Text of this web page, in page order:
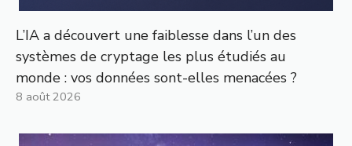
L’IA a découvert une faiblesse dans l’un des
systèmes de cryptage les plus étudiés au
monde : vos données sont-elles menacées ?
8 août 2026